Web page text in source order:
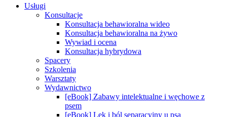
Close
Usługi
Konsultacje
Konsultacja behawioralna wideo
Konsultacja behawioralna na żywo
Wywiad i ocena
Konsultacja hybrydowa
Spacery
Szkolenia
Warsztaty
Wydawnictwo
[eBook] Zabawy intelektualne i węchowe z
psem
[eBook] Lęk i ból separacyjny u psa